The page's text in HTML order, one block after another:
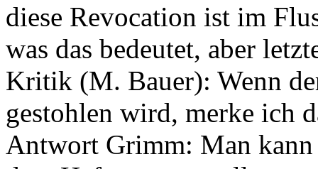
diese Revocation ist im
was das bedeutet, aber
Kritik (M. Bauer): Wenn
gestohlen wird, merke ich
Antwort Grimm: Man